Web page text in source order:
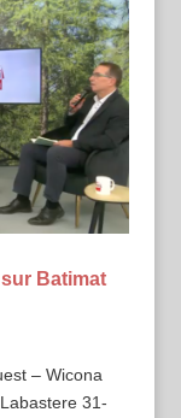
Batimat
– Wicona
31-